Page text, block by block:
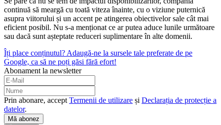
continuă să meargă cu toată viteza înainte, cu o viziune puternică
asupra viitorului și un accent pe atingerea obiectivelor sale cât mai
eficient posibil. Nu s-a menționat ce ar putea aduce lunile următoare
sau dacă sunt așteptate reduceri suplimentare în alte domenii.
Îți place conținutul? Adaugă-ne la sursele tale preferate de pe
Google, ca să ne poți găsi fără efort!
Abonament la newsletter
Prin abonare, accept Termenii de utilizare și Declarația de protecție a
datelor.
Mă abonez